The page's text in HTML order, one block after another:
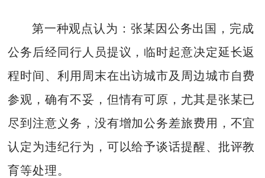
第一种观点认为：张某因公务出国，完成
公务后经同行人员提议，临时起意决定延长返
程时间、利用周末在出访城市及周边城市自费
参观，确有不妥，但情有可原，尤其是张某已
尽到注意义务，没有增加公务差旅费用，不宜
认定为违纪行为，可以给予谈话提醒、批评教
育等处理。